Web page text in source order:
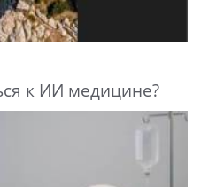
к ИИ медицине?